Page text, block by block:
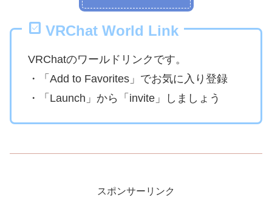
VRChat World Link
VRChatのワールドリンクです。
・「Add to Favorites」でお気に入り登録
・「Launch」から「invite」しましょう
スポンサーリンク